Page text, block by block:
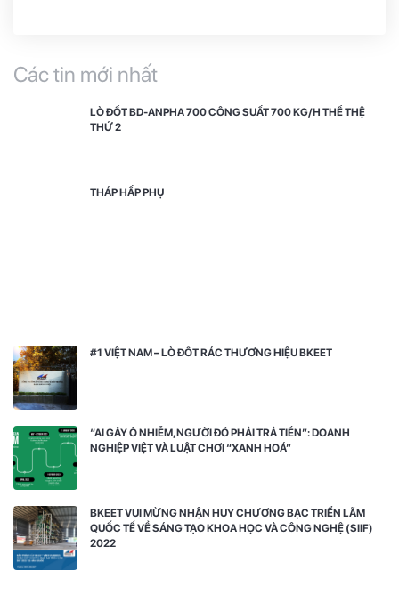
Các tin mới nhất
LÒ ĐỐT BD-ANPHA 700 CÔNG SUẤT 700 KG/H THẾ THỆ
THỨ 2
THÁP HẤP PHỤ
#1 VIỆT NAM – LÒ ĐỐT RÁC THƯƠNG HIỆU BKEET
“AI GÂY Ô NHIỄM, NGƯỜI ĐÓ PHẢI TRẢ TIỀN”: DOANH
NGHIỆP VIỆT VÀ LUẬT CHƠI “XANH HOÁ”
BKEET VUI MỪNG NHẬN HUY CHƯƠNG BẠC TRIỂN LÃM
QUỐC TẾ VỀ SÁNG TẠO KHOA HỌC VÀ CÔNG NGHỆ (SIIF)
2022